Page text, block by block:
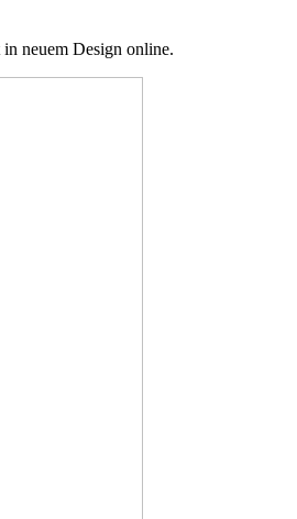
neuem Design online.